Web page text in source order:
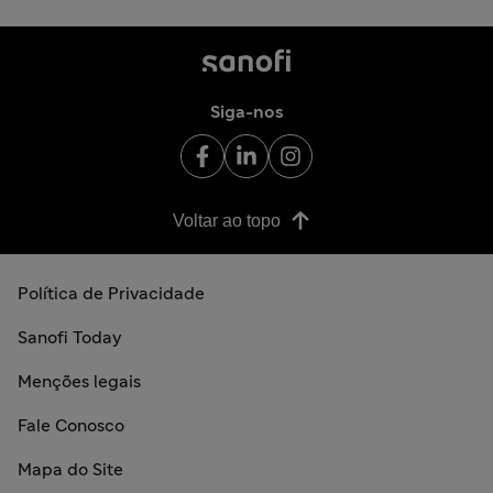
Siga-nos
Voltar ao topo
Política de Privacidade
Sanofi Today
Menções legais
Fale Conosco
Mapa do Site